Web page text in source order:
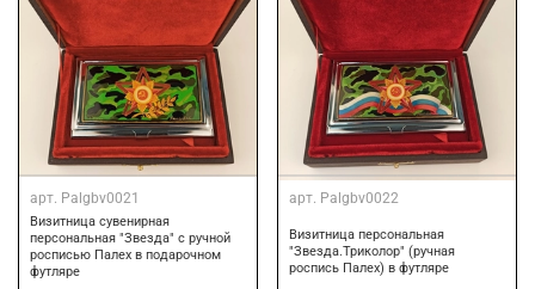
арт. Palgbv0021
Визитница сувенирная
персональная "Звезда" с ручной
росписью Палех в подарочном
футляре
арт. Palgbv0022
Визитница персональная
"Звезда.Триколор" (ручная
роспись Палех) в футляре